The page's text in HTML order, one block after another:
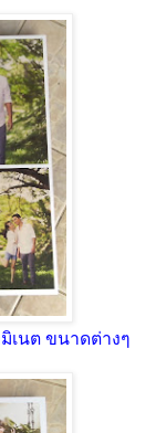
เนต ขนาดต่างๆ